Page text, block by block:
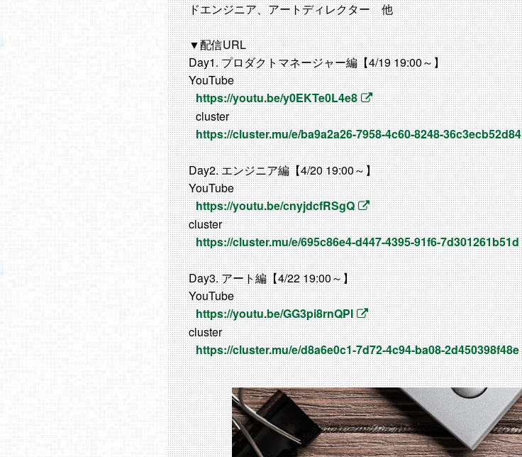
ドエンジニア、アートディレクター 他
▼配信URL
Day1. プロダクトマネージャー編【4/19 19:00～】
YouTube
https://youtu.be/y0EKTe0L4e8
cluster
https://cluster.mu/e/ba9a2a26-7958-4c60-8248-36c3ecb52d84
Day2. エンジニア編【4/20 19:00～】
YouTube
https://youtu.be/cnyjdcfRSgQ
cluster
https://cluster.mu/e/695c86e4-d447-4395-91f6-7d301261b51d
Day3. アート編【4/22 19:00～】
YouTube
https://youtu.be/GG3pi8rnQPI
cluster
https://cluster.mu/e/d8a6e0c1-7d72-4c94-ba08-2d450398f48e